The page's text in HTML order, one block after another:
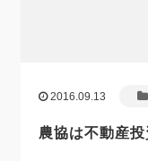
2016.09.13
農協は不動産